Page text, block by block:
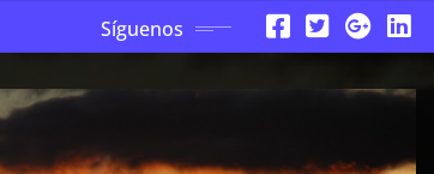
Síguenos